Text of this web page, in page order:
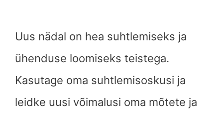
Uus nädal on hea suhtlemiseks ja
ühenduse loomiseks teistega.
Kasutage oma suhtlemisoskusi ja
leidke uusi võimalusi oma mõtete ja